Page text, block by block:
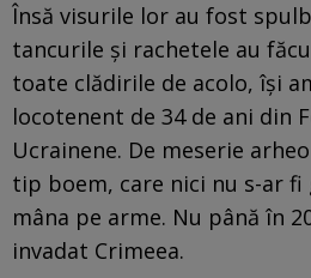
Însă visurile lor au fost
tancurile și rachetele au
toate clădirile de acolo, își
locotenent de 34 de ani din
Ucrainene. De meserie
tip boem, care nici nu s-ar fi
mâna pe arme. Nu până în
invadat Crimeea.